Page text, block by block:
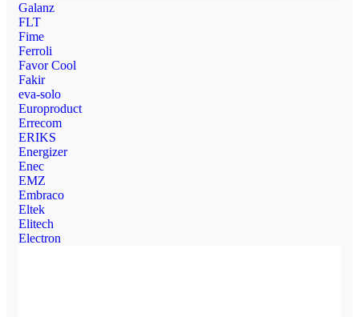
Galanz
FLT
Fime
Ferroli
Favor Cool
Fakir
eva-solo
Europroduct
Errecom
ERIKS
Energizer
Enec
EMZ
Embraco
Eltek
Elitech
Electron